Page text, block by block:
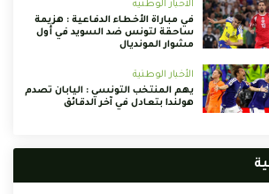
الأخبار الوطنية
في مباراة الأخطاء الدفاعية : هزيمة
ساحقة لتونس ضد السويد في أول
مشوار المونديال
الأخبار الوطنية
يهم المنتخب التونسي : اليابان تصدم
هولندا بتعادل في آخر الدقائق